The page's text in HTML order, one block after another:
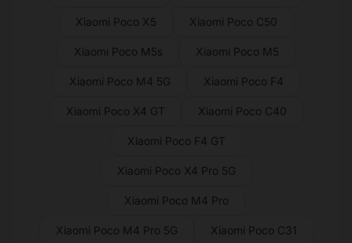
Xiaomi Poco X5 Xiaomi Poco C50
Xiaomi Poco M5s Xiaomi Poco M5
Xiaomi Poco M4 5G Xiaomi Poco F4
Xiaomi Poco X4 GT Xiaomi Poco C40
Xiaomi Poco F4 GT
Xiaomi Poco X4 Pro 5G
Xiaomi Poco M4 Pro
Xiaomi Poco M4 Pro 5G Xiaomi Poco C31